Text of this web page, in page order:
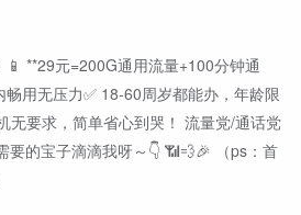
**29元=200G通用流量+100分钟通
用无压力✅ 18-60周岁都能办，年龄限
无要求，简单省心到哭！ 流量党/通话党
要的宝子滴滴我呀～👇 📶💨🎉 （ps：首